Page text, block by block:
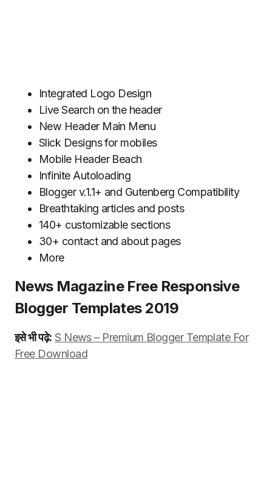
Integrated Logo Design
Live Search on the header
New Header Main Menu
Slick Designs for mobiles
Mobile Header Beach
Infinite Autoloading
Blogger v.1.1+ and Gutenberg Compatibility
Breathtaking articles and posts
140+ customizable sections
30+ contact and about pages
More
News Magazine Free Responsive
Blogger Templates 2019
इसे भी पढ़े: S News – Premium Blogger Template For
Free Download